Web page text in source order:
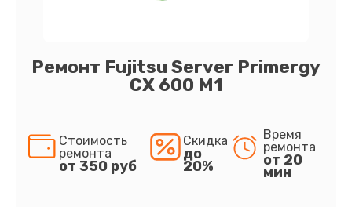
Ремонт Fujitsu Server Primergy
CX 600 M1
Стоимость
ремонта
от 350 руб
Скидка
до
20%
Время
ремонта
от 20
мин